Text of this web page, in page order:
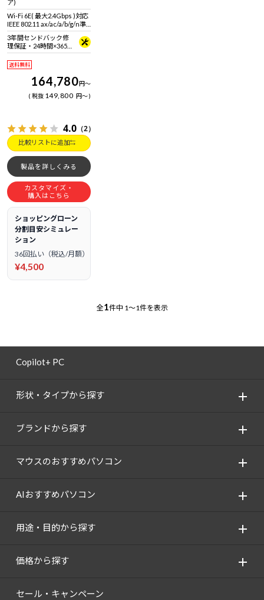
ア)
Wi-Fi 6E( 最大2.4Gbps )対応
IEEE 802.11 ax/ac/a/b/g/n準
拠 ＋ Bluetooth 5内蔵
3年間センドバック修
理保証・24時間×365
日電話サポート
送料無料
164,780円～
税抜 149,800 円～
4.0 （2）
比較リストに追加
製品を詳しくみる
カスタマイズ・
購入はこちら
ショッピングローン
分割目安シミュレー
ション
36回払い（税込/月額）
¥4,500
全1件中 1～1件を表示
Copilot+ PC
形状・タイプから探す
ブランドから探す
マウスのおすすめパソコン
AIおすすめパソコン
用途・目的から探す
価格から探す
セール・キャンペーン